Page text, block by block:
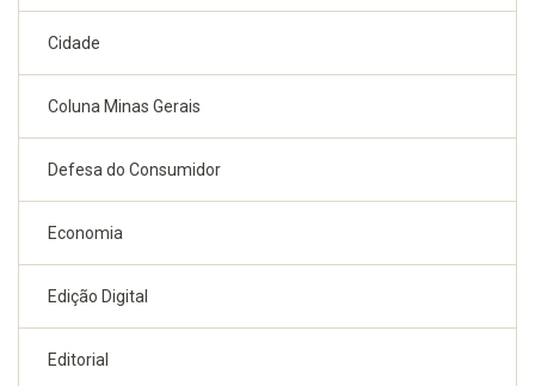
Cidade
Coluna Minas Gerais
Defesa do Consumidor
Economia
Edição Digital
Editorial